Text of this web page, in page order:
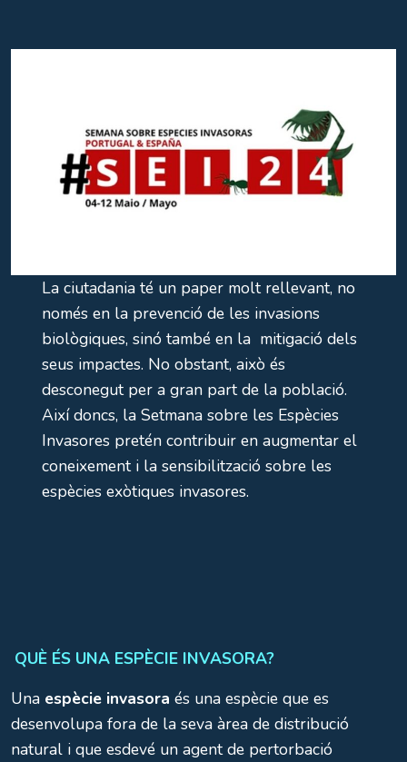
La ciutadania té un paper molt rellevant, no
només en la prevenció de les invasions
biològiques, sinó també en la mitigació dels
seus impactes. No obstant, això és
desconegut per a gran part de la població.
Així doncs, la Setmana sobre les Espècies
Invasores pretén contribuir en augmentar el
coneixement i la sensibilització sobre les
espècies exòtiques invasores.
QUÈ ÉS UNA ESPÈCIE INVASORA?
Una espècie invasora és una espècie que es
desenvolupa fora de la seva àrea de distribució
natural i que esdevé un agent de pertorbació